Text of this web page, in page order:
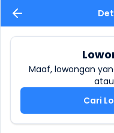
Maaf, lowongan
Cari